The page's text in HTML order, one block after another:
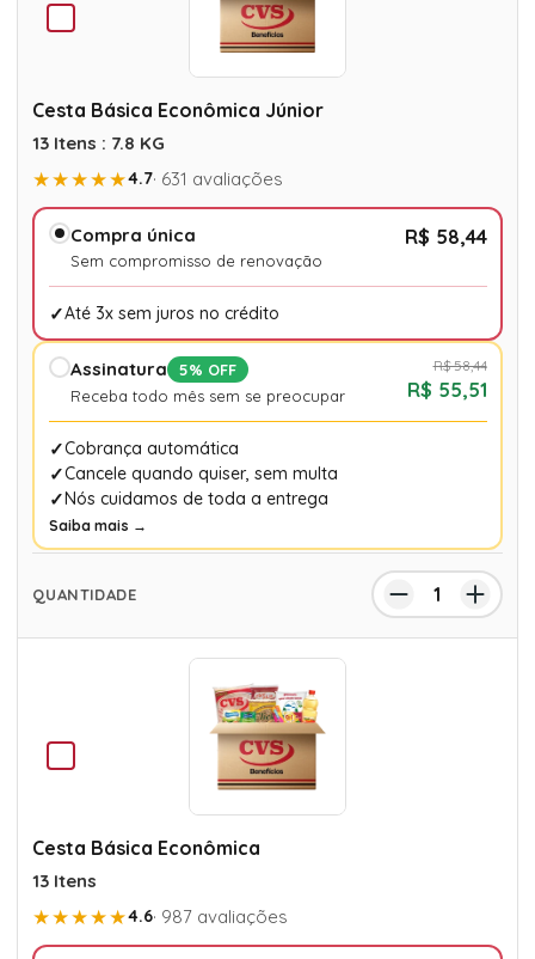
Cesta Básica Econômica Júnior
13 Itens : 7.8 KG
★★★★★4.7· 631 avaliações
Compra única
Sem compromisso de renovação
R$ 58,44
Até 3x sem juros no crédito
Assinatura
5% OFF
Receba todo mês sem se preocupar
R$ 58,44
R$ 55,51
Cobrança automática
Cancele quando quiser, sem multa
Nós cuidamos de toda a entrega
Saiba mais →
Cesta Básica Econômica
13 Itens
★★★★★4.6· 987 avaliações